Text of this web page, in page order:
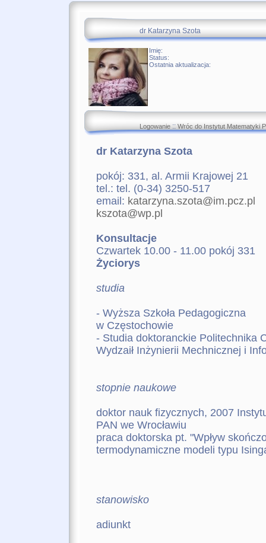
dr Katarzyna Szota
Imię:
Status:
Ostatnia aktualizacja:
Logowanie::Wróc do Instytut Matematyki
dr Katarzyna Szota
pokój: 331, al. Armii Krajowej 21
tel.: tel. (0-34) 3250-517
email: katarzyna.szota@im.pcz.pl
kszota@wp.pl
Konsultacje
Czwartek 10.00 - 11.00 pokój 331
Życiorys
studia
- Wyższa Szkoła Pedagogiczna
w Częstochowie
- Studia doktoranckie Politechnika
Wydzaił Inżynierii Mechnicznej i
stopnie naukowe
doktor nauk fizycznych, 2007
PAN we Wrocławiu
praca doktorska pt. "Wpływ
termodynamiczne modeli typu
stanowisko
adiunkt